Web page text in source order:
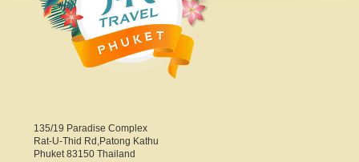
135/19 Paradise Complex
Rat-U-Thid Rd,Patong Kathu
Phuket 83150 Thailand